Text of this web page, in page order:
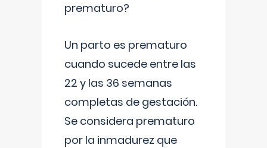
prematuro?
Un parto es prematuro
cuando sucede entre las
22 y las 36 semanas
completas de gestación.
Se considera prematuro
por la inmadurez que